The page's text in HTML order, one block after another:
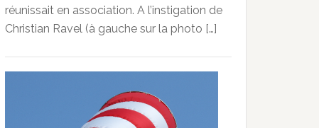
réunissait en association. A l’instigation de
Christian Ravel (à gauche sur la photo […]